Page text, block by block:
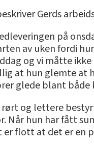
Gerds
på
av uken fordi
og vi måtte
at hun glemte
glede blant
og lettere
Når hun har fått
er flott at det er